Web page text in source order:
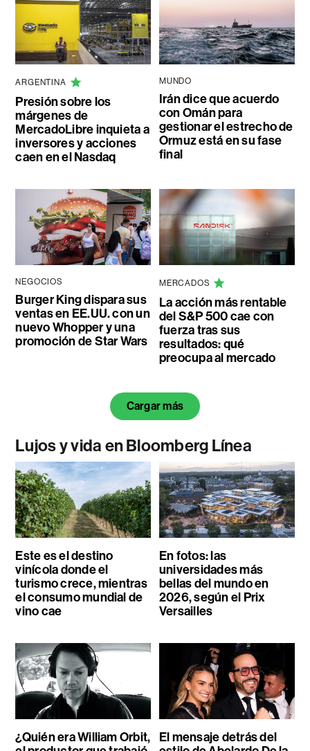
ARGENTINA
Presión sobre los
márgenes de
MercadoLibre inquieta a
inversores y acciones
caen en el Nasdaq
MUNDO
Irán dice que acuerdo
con Omán para
gestionar el estrecho de
Ormuz está en su fase
final
NEGOCIOS
Burger King dispara sus
ventas en EE.UU. con un
nuevo Whopper y una
promoción de Star Wars
MERCADOS
La acción más rentable
del S&P 500 cae con
fuerza tras sus
resultados: qué
preocupa al mercado
Cargar más
Lujos y vida en Bloomberg Línea
Este es el destino
vinícola donde el
turismo crece, mientras
el consumo mundial de
vino cae
En fotos: las
universidades más
bellas del mundo en
2026, según el Prix
Versailles
¿Quién era William Orbit,
El mensaje detrás del